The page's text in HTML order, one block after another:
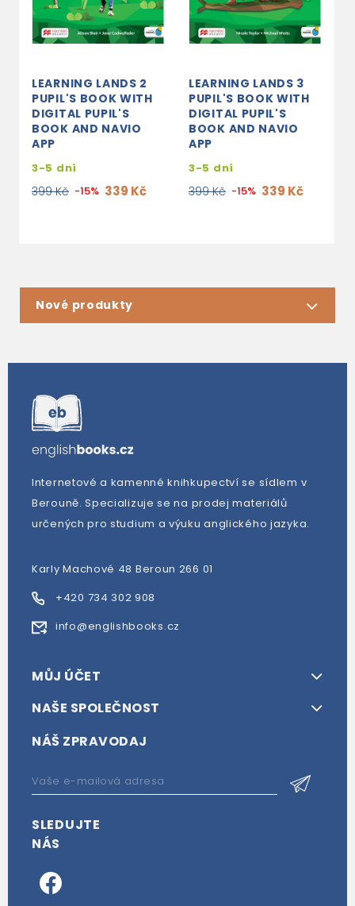
LEARNING LANDS 2
PUPIL'S BOOK WITH
DIGITAL PUPIL'S
BOOK AND NAVIO
APP
3-5 dní
399 Kč -15% 339 Kč
LEARNING LANDS 3
PUPIL'S BOOK WITH
DIGITAL PUPIL'S
BOOK AND NAVIO
APP
3-5 dní
399 Kč -15% 339 Kč
Nové produkty
Internetové a kamenné knihkupectví se sídlem v
Berouně. Specializuje se na prodej materiálů
určených pro studium a výuku anglického jazyka.
Karly Machové 48 Beroun 266 01
+420 734 302 908
info@englishbooks.cz
MŮJ ÚČET
NAŠE SPOLEČNOST
NÁŠ ZPRAVODAJ
SLEDUJTE
NÁS